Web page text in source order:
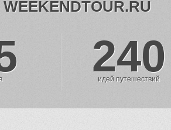
240
идей путешествий